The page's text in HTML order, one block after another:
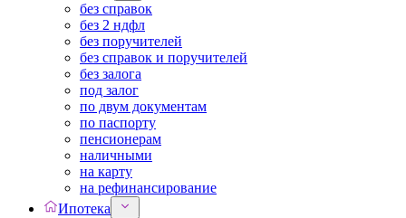
без справок
без 2 ндфл
без поручителей
без справок и поручителей
без залога
под залог
по двум документам
по паспорту
пенсионерам
наличными
на карту
на рефинансирование
Ипотека